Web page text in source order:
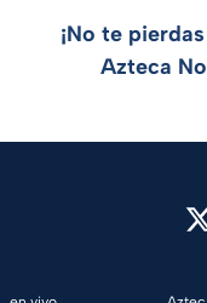
¡No te
Azteca